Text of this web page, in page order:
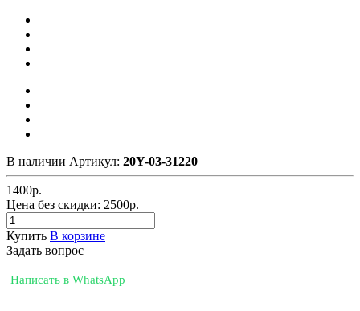
В наличии Артикул: 20Y-03-31220
1400р.
Цена без скидки: 2500р.
Купить В корзине
Задать вопрос
Написать в WhatsApp